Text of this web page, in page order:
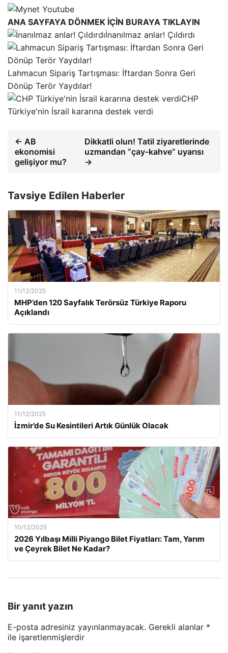
ANA SAYFAYA DÖNMEK İÇİN BURAYA TIKLAYIN
İnanılmaz anlar! Çıldırdı
Lahmacun Sipariş Tartışması: İftardan Sonra Geri
Dönüp Terör Yaydılar!
CHP
Türkiye'nin İsrail kararına destek verdi
← AB
ekonomisi
gelişiyor mu?
Dikkatli olun! Tatil ziyaretlerinde
uzmandan “çay-kahve” uyarısı
→
Tavsiye Edilen Haberler
11/12/2025
MHP’den 120 Sayfalık Terörsüz Türkiye Raporu
Açıklandı
11/12/2025
İzmir’de Su Kesintileri Artık Günlük Olacak
10/12/2025
2026 Yılbaşı Milli Piyango Bilet Fiyatları: Tam, Yarım
ve Çeyrek Bilet Ne Kadar?
Bir yanıt yazın
E-posta adresiniz yayınlanmayacak. Gerekli alanlar *
ile işaretlenmişlerdir